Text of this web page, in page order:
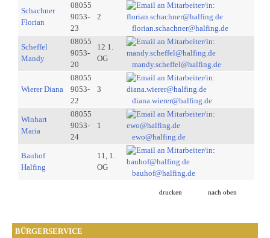
BÜRGERSERVICE
Schachner
Florian
08055
9053-
23
2
florian.schachner@halfing.de
Scheffel
Mandy
08055
9053-
20
12 1.
OG
mandy.scheffel@halfing.de
Wierer Diana
08055
9053-
22
3
diana.wierer@halfing.de
Winhart
Maria
08055
9053-
24
1
ewo@halfing.de
Bauhof
Halfing
11, 1.
OG
bauhof@halfing.de
drucken nach oben